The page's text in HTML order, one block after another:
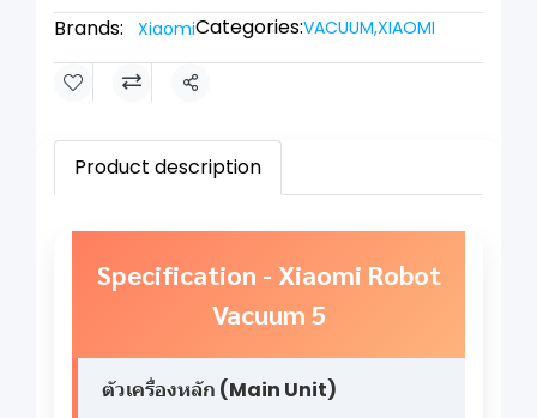
Brands:
XiaomiCategories:VACUUM,XIAOMI
Share
Product description
Specification - Xiaomi Robot
Vacuum 5
ตัวเครื่องหลัก (Main Unit)